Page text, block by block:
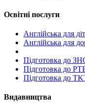
Освітні послуги
Англійська для
Англійська для
Пiдготовка до
Підготовка до
Підготовка до
Видавництва